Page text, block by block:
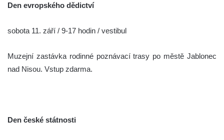
Den evropského dědictví
sobota 11. září / 9-17 hodin / vestibul
Muzejní zastávka rodinné poznávací trasy po městě Jablonec
nad Nisou. Vstup zdarma.
Den české státnosti